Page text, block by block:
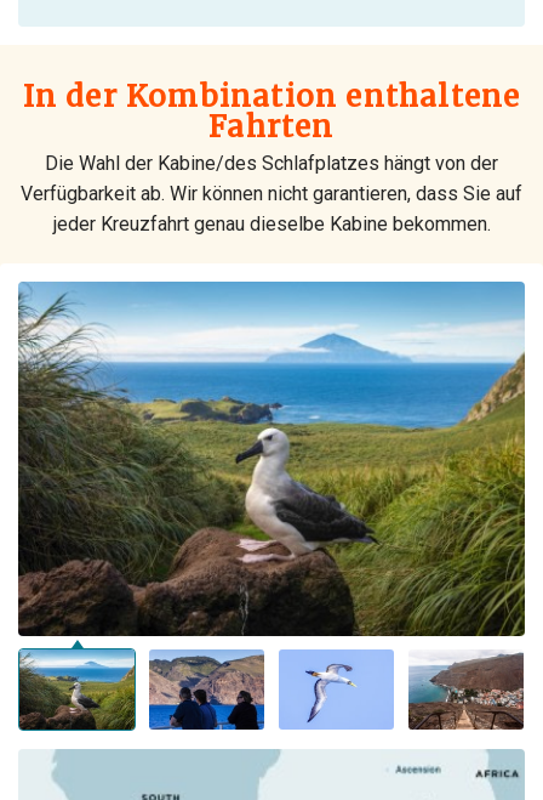
In der Kombination enthaltene
Fahrten
Die Wahl der Kabine/des Schlafplatzes hängt von der
Verfügbarkeit ab. Wir können nicht garantieren, dass Sie auf
jeder Kreuzfahrt genau dieselbe Kabine bekommen.